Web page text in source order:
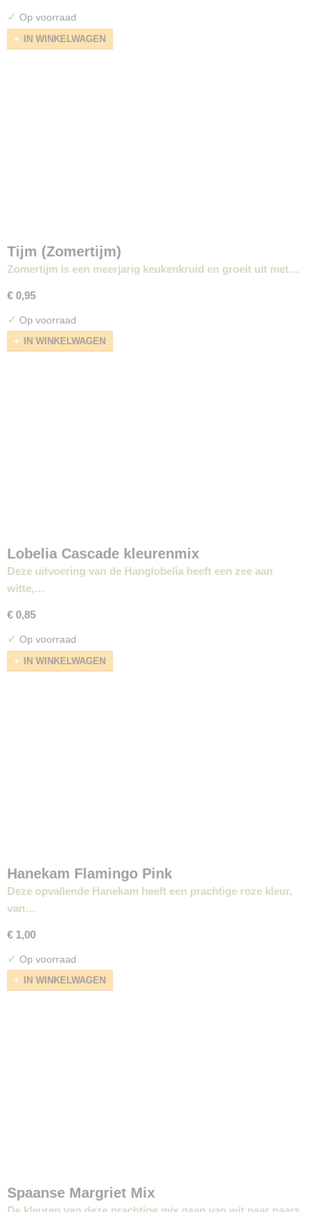
✓ Op voorraad
IN WINKELWAGEN
Tijm (Zomertijm)
Zomertijm is een meerjarig keukenkruid en groeit uit met…
€ 0,95
✓ Op voorraad
IN WINKELWAGEN
Lobelia Cascade kleurenmix
Deze uitvoering van de Hanglobelia heeft een zee aan
witte,…
€ 0,85
✓ Op voorraad
IN WINKELWAGEN
Hanekam Flamingo Pink
Deze opvallende Hanekam heeft een prachtige roze kleur,
van…
€ 1,00
✓ Op voorraad
IN WINKELWAGEN
Spaanse Margriet Mix